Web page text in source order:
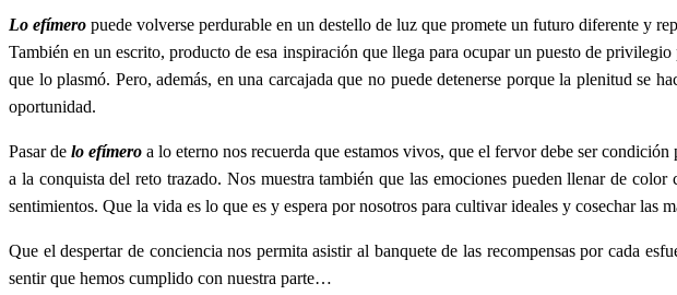
Lo efímero puede volverse perdurable en un destello de luz que promete un futuro diferente y
También en un escrito, producto de esa inspiración que llega para ocupar un puesto de
que lo plasmó. Pero, además, en una carcajada que no puede detenerse porque la plenitud se
oportunidad.
Pasar de lo efímero a lo eterno nos recuerda que estamos vivos, que el fervor debe ser
a la conquista del reto trazado. Nos muestra también que las emociones pueden llenar de
sentimientos. Que la vida es lo que es y espera por nosotros para cultivar ideales y cosechar las
Que el despertar de conciencia nos permita asistir al banquete de las recompensas por cada
sentir que hemos cumplido con nuestra parte…